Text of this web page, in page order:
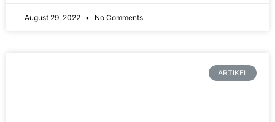
August 29, 2022 No Comments
ARTIKEL